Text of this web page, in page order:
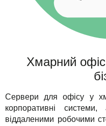
Хмарний
Сервери для офісу у
корпоративні
віддаленими робочими